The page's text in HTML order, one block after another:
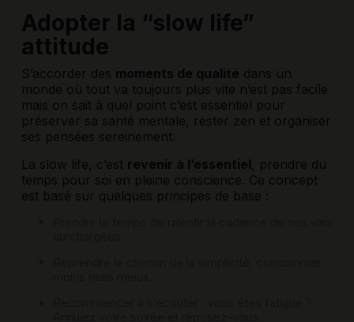
Adopter la “slow life”
attitude
S’accorder des moments de qualité dans un
monde où tout va toujours plus vite n’est pas facile
mais on sait à quel point c’est essentiel pour
préserver sa santé mentale, rester zen et organiser
ses pensées sereinement.
La slow life, c’est revenir à l’essentiel, prendre du
temps pour soi en pleine conscience. Ce concept
est basé sur quelques principes de base :